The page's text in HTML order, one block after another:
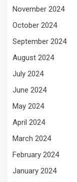
November 2024
October 2024
September 2024
August 2024
July 2024
June 2024
May 2024
April 2024
March 2024
February 2024
January 2024